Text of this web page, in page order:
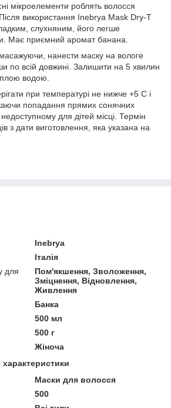
мікроелементи роблять волосся
використання Inebrya Mask Dry-T
слухняним, його легше
Має приємний аромат банана.
нанести маску на вологе
по всій довжині. Залишити на 5 хвилин
водою.
при температурі не нижче +5 С і
попадання прямих сонячних
для дітей місці. Термін
з дати виготовлення, яка указана на
Inebrya
Італія
для
Пом'якшення, Зволоження,
Зміцнення, Відновлення,
Живлення
Банка
500 мл
500 г
Жіноча
Маски для волосся
500